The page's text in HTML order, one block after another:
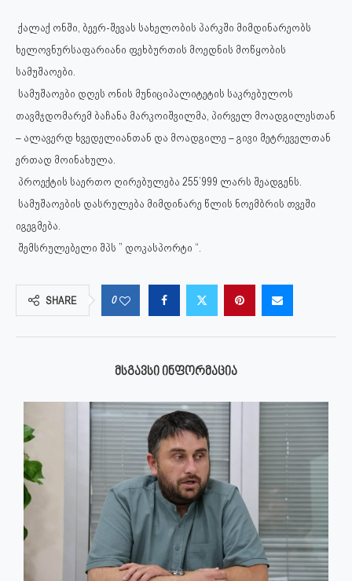
ქალაქ ონში, ბეერ-შევას სახელობის პარკში მიმდინარეობს
ხელოვნურსაფარიანი ფეხბურთის მოედნის მოწყობის
სამუშაოები.
სამუშაოები დღეს ონის მუნიციპალიტეტის საკრებულოს
თავმჯდომარემ ბაჩანა მარკოიშვილმა, პირველ მოადგილესთან
– ალავერდ ხვედელიანთან და მოადგილე – გივი მეტრეველთან
ერთად მოინახულა.
პროექტის საერთო ღირებულება 255’999 ლარს შეადგენს.
სამუშაოების დასრულება მიმდინარე წლის ნოემბრის თვეში
იგეგმება.
შემსრულებელი შპს ” დოკასპორტი “.
SHARE 0
ᲛᲡᲒᲐᲕᲡᲘ ᲘᲜᲤᲝᲠᲛᲐᲪᲘᲐ